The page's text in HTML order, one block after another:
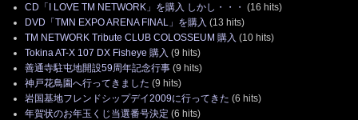
CD「I LOVE TM NETWORK」を購入 しかし・・・ (16 hits)
DVD「TMN EXPO ARENA FINAL」を購入 (13 hits)
TM NETWORK Tribute CLUB COLOSSEUM 購入 (10 hits)
Tokina AT-X 107 DX Fisheye 購入 (9 hits)
善通寺駐屯地開設59周年記念行事 (9 hits)
神戸花鳥園へ行ってきました (9 hits)
岩国基地フレンドシップデイ2009に行ってきた (6 hits)
年賀状のお年玉くじ当選番号決定 (6 hits)